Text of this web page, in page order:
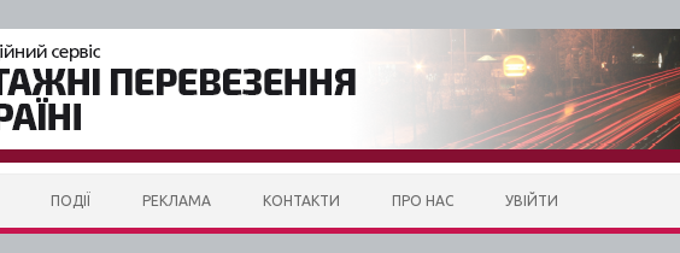
ПОДІЇ РЕКЛАМА КОНТАКТИ ПРО НАС УВІЙТИ